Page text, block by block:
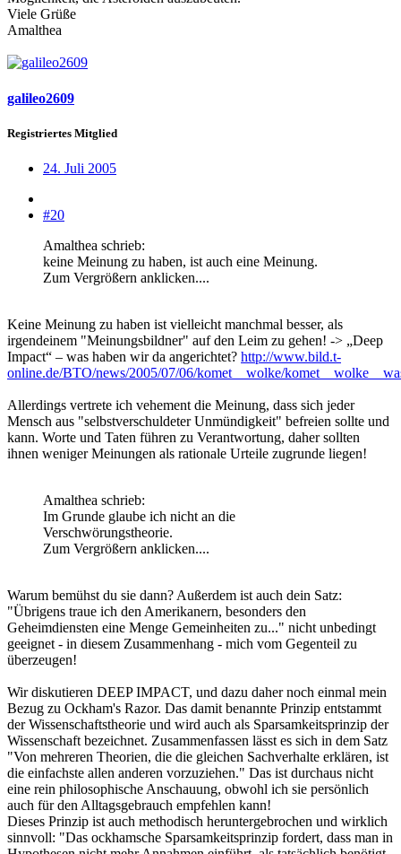
Viele Grüße
Amalthea
galileo2609
Registriertes Mitglied
24. Juli 2005
#20
Amalthea schrieb:
keine Meinung zu haben, ist auch eine Meinung.
Zum Vergrößern anklicken....
Keine Meinung zu haben ist vielleicht manchmal besser, als
irgendeinem "Meinungsbildner" auf den Leim zu gehen! -> „Deep
Impact“ – was haben wir da angerichtet? http://www.bild.t-
online.de/BTO/news/2005/07/06/komet__wolke/
Allerdings vertrete ich vehement die Meinung, dass sich jeder
Mensch aus "selbstverschuldeter Unmündigkeit" befreien sollte und
kann. Worte und Taten führen zu Verantwortung, daher sollten
ihnen weniger Meinungen als rationale Urteile zugrunde liegen!
Amalthea schrieb:
Im Grunde glaube ich nicht an die
Verschwörungstheorie.
Zum Vergrößern anklicken....
Warum bemühst du sie dann? Außerdem ist auch dein Satz:
"Übrigens traue ich den Amerikanern, besonders den
Geheimdiensten eine Menge Gemeinheiten zu..." nicht unbedingt
geeignet - in diesem Zusammenhang - mich vom Gegenteil zu
überzeugen!
Wir diskutieren DEEP IMPACT, und dazu daher noch einmal mein
Bezug zu Ockham's Razor. Das damit benannte Prinzip entstammt
der Wissenschaftstheorie und wird auch als Sparsamkeitsprinzip der
Wissenschaft bezeichnet. Zusammenfassen lässt es sich in dem Satz
"Von mehreren Theorien, die die gleichen Sachverhalte erklären, ist
die einfachste allen anderen vorzuziehen." Das ist durchaus nicht
eine rein philosophische Anschauung, obwohl ich sie persönlich
auch für den Alltagsgebrauch empfehlen kann!
Dieses Prinzip ist auch methodisch heruntergebrochen und wirklich
sinnvoll: "Das ockhamsche Sparsamkeitsprinzip fordert, dass man in